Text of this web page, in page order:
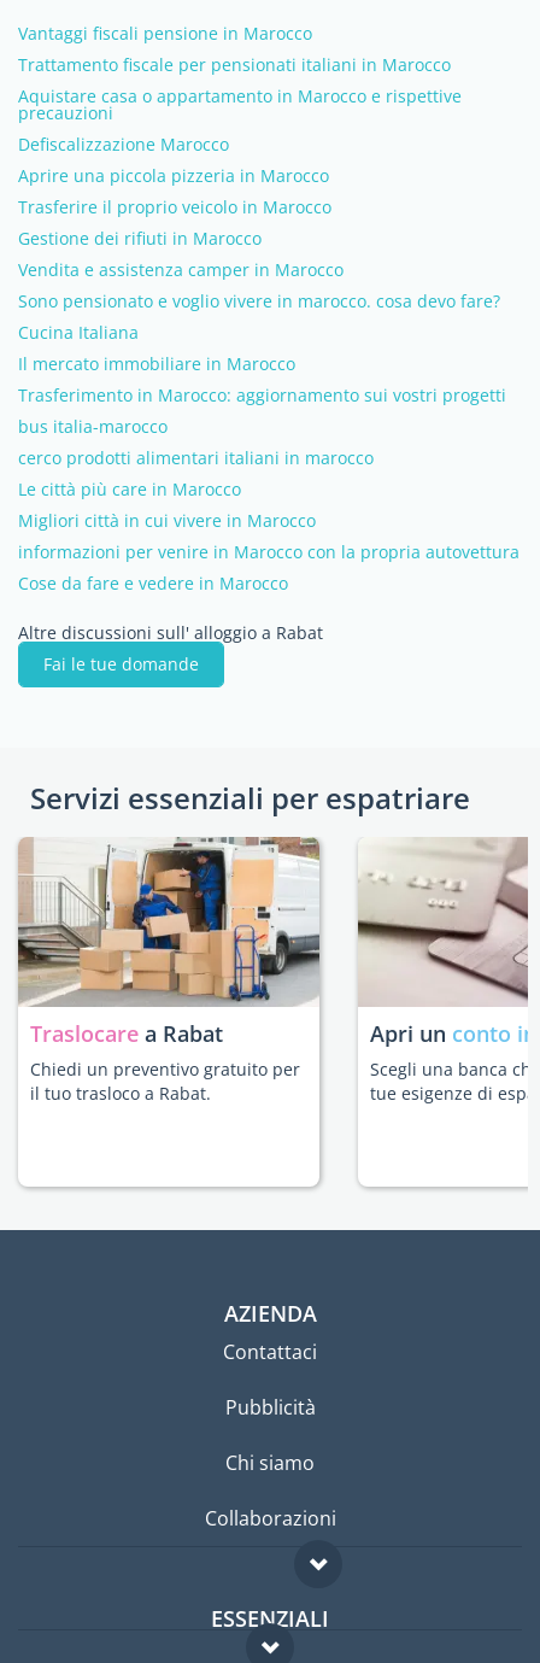
Vantaggi fiscali pensione in Marocco
Trattamento fiscale per pensionati italiani in Marocco
Aquistare casa o appartamento in Marocco e rispettive
precauzioni
Defiscalizzazione Marocco
Aprire una piccola pizzeria in Marocco
Trasferire il proprio veicolo in Marocco
Gestione dei rifiuti in Marocco
Vendita e assistenza camper in Marocco
Sono pensionato e voglio vivere in marocco. cosa devo fare?
Cucina Italiana
Il mercato immobiliare in Marocco
Trasferimento in Marocco: aggiornamento sui vostri progetti
bus italia-marocco
cerco prodotti alimentari italiani in marocco
Le città più care in Marocco
Migliori città in cui vivere in Marocco
informazioni per venire in Marocco con la propria autovettura
Cose da fare e vedere in Marocco
Altre discussioni sull' alloggio a Rabat
Fai le tue domande
Servizi essenziali per espatriare
Traslocare a Rabat
Chiedi un preventivo gratuito per
il tuo trasloco a Rabat.
Apri un conto
Scegli una banca
tue esigenze di
AZIENDA
Contattaci
Pubblicità
Chi siamo
Collaborazioni
ESSENZIALI
Forum per expat